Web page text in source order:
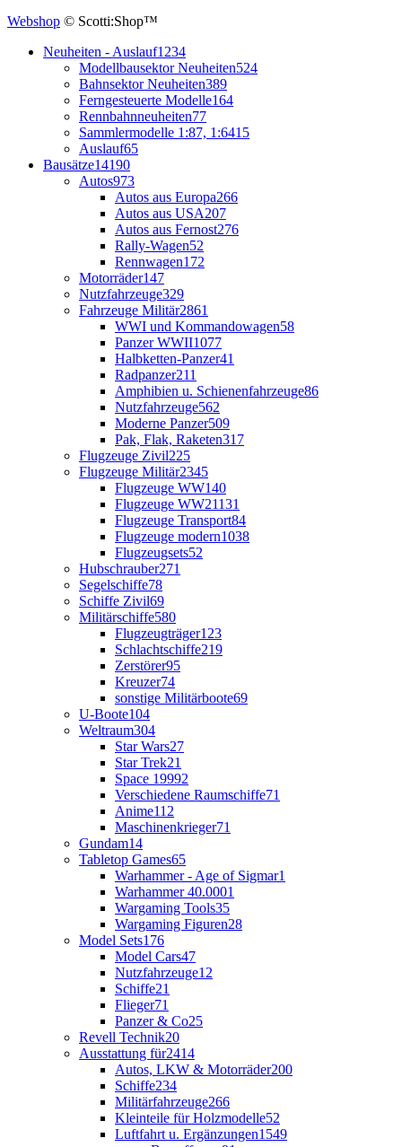
Webshop © Scotti:Shop™
Neuheiten - Auslauf1234
Modellbausektor Neuheiten524
Bahnsektor Neuheiten389
Ferngesteuerte Modelle164
Rennbahnneuheiten77
Sammlermodelle 1:87, 1:6415
Auslauf65
Bausätze14190
Autos973
Autos aus Europa266
Autos aus USA207
Autos aus Fernost276
Rally-Wagen52
Rennwagen172
Motorräder147
Nutzfahrzeuge329
Fahrzeuge Militär2861
WWI und Kommandowagen58
Panzer WWII1077
Halbketten-Panzer41
Radpanzer211
Amphibien u. Schienenfahrzeuge86
Nutzfahrzeuge562
Moderne Panzer509
Pak, Flak, Raketen317
Flugzeuge Zivil225
Flugzeuge Militär2345
Flugzeuge WW140
Flugzeuge WW21131
Flugzeuge Transport84
Flugzeuge modern1038
Flugzeugsets52
Hubschrauber271
Segelschiffe78
Schiffe Zivil69
Militärschiffe580
Flugzeugträger123
Schlachtschiffe219
Zerstörer95
Kreuzer74
sonstige Militärboote69
U-Boote104
Weltraum304
Star Wars27
Star Trek21
Space 19992
Verschiedene Raumschiffe71
Anime112
Maschinenkrieger71
Gundam14
Tabletop Games65
Warhammer - Age of Sigmar1
Warhammer 40.0001
Wargaming Tools35
Wargaming Figuren28
Model Sets176
Model Cars47
Nutzfahrzeuge12
Schiffe21
Flieger71
Panzer & Co25
Revell Technik20
Ausstattung für2414
Autos, LKW & Motorräder200
Schiffe234
Militärfahrzeuge266
Kleinteile für Holzmodelle52
Luftfahrt u. Ergänzungen1549